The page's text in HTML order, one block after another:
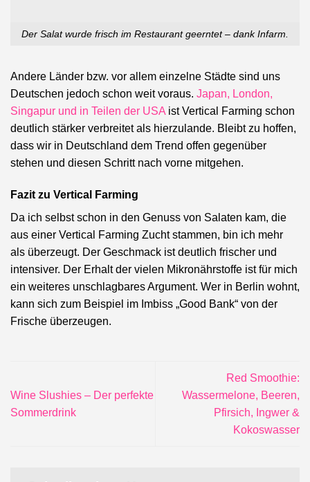
Der Salat wurde frisch im Restaurant geerntet – dank Infarm.
Andere Länder bzw. vor allem einzelne Städte sind uns
Deutschen jedoch schon weit voraus. Japan, London,
Singapur und in Teilen der USA ist Vertical Farming schon
deutlich stärker verbreitet als hierzulande. Bleibt zu hoffen,
dass wir in Deutschland dem Trend offen gegenüber
stehen und diesen Schritt nach vorne mitgehen.
Fazit zu Vertical Farming
Da ich selbst schon in den Genuss von Salaten kam, die
aus einer Vertical Farming Zucht stammen, bin ich mehr
als überzeugt. Der Geschmack ist deutlich frischer und
intensiver. Der Erhalt der vielen Mikronährstoffe ist für mich
ein weiteres unschlagbares Argument. Wer in Berlin wohnt,
kann sich zum Beispiel im Imbiss „Good Bank“ von der
Frische überzeugen.
Wine Slushies – Der perfekte
Sommerdrink
Red Smoothie:
Wassermelone, Beeren,
Pfirsich, Ingwer &
Kokoswasser